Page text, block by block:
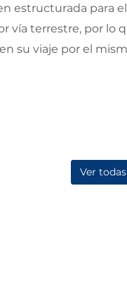
estructurada para
vía terrestre, por
su viaje por el
Ver